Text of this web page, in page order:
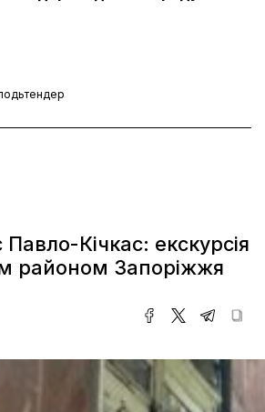
тендер
Кічкас: екскурсія
районом Запоріжжя